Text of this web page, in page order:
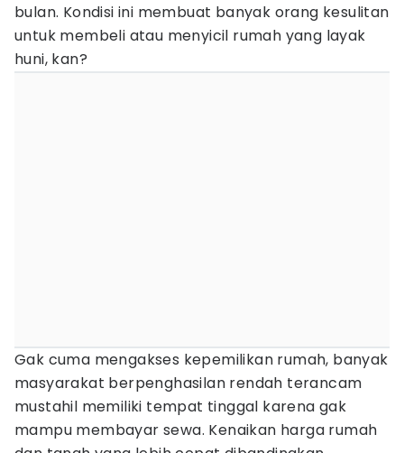
bulan. Kondisi ini membuat banyak orang kesulitan
untuk membeli atau menyicil rumah yang layak
huni, kan?
Gak cuma mengakses kepemilikan rumah, banyak
masyarakat berpenghasilan rendah terancam
mustahil memiliki tempat tinggal karena gak
mampu membayar sewa. Kenaikan harga rumah